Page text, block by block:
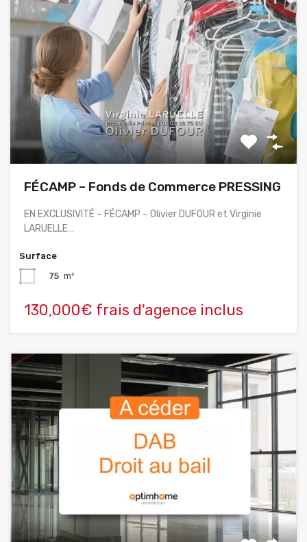
FÉCAMP – Fonds de Commerce PRESSING
EN EXCLUSIVITÉ – FÉCAMP – Olivier DUFOUR et Virginie
LARUELLE…
Surface
75 m²
130,000€ frais d'agence inclus